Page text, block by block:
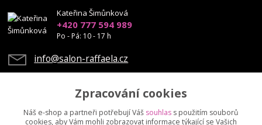
Kateřina Šimůnková
+420 777 594 989
Po - Pá: 10 - 17 h
info@salon-raffaela.cz
Zpracování cookies
Náš e-shop a partneři potřebují Váš souhlas s použitím souborů
cookies, aby Vám mohli zobrazovat informace týkající se Vašich